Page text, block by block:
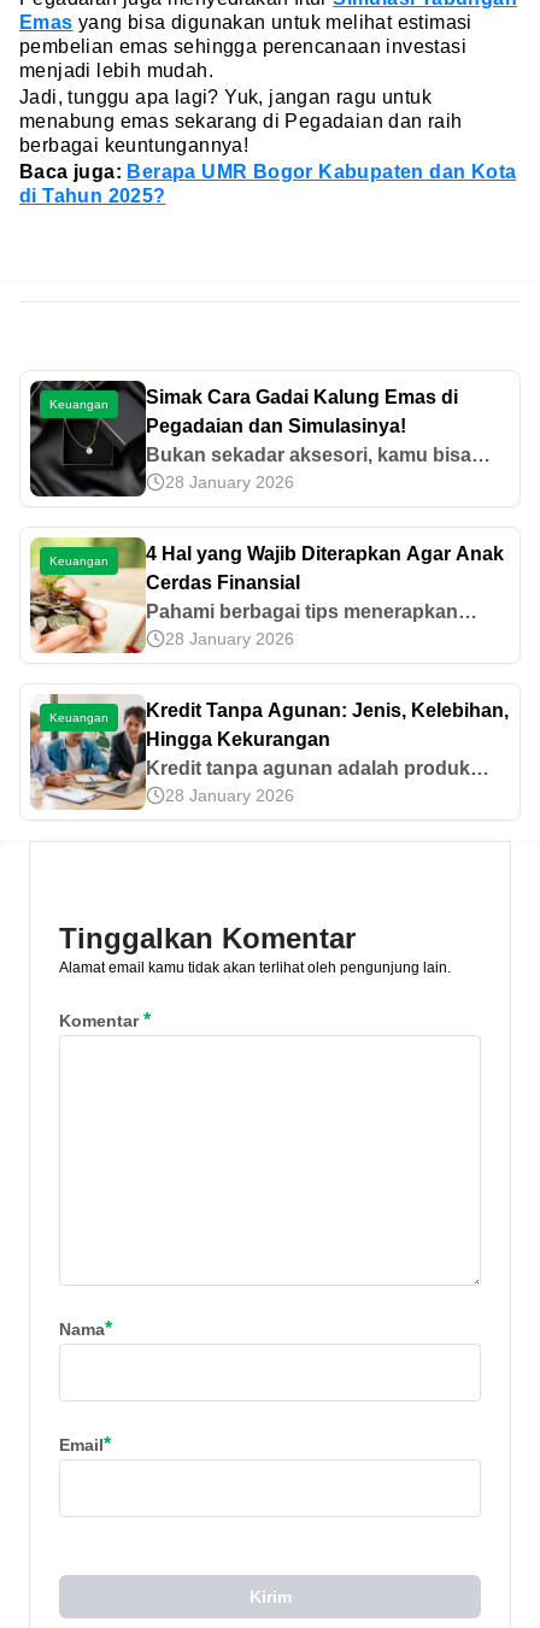
Emas yang bisa digunakan untuk melihat estimasi
pembelian emas sehingga perencanaan investasi
menjadi lebih mudah.
Jadi, tunggu apa lagi? Yuk, jangan ragu untuk
menabung emas sekarang di Pegadaian dan raih
berbagai keuntungannya!
Baca juga: Berapa UMR Bogor Kabupaten dan Kota
di Tahun 2025?
Keuangan
Simak Cara Gadai Kalung Emas di
Pegadaian dan Simulasinya!
Bukan sekadar aksesori, kamu bisa
gadai kalung emas di Pegadaian untuk
mendapatkan tambahan dana. Simak
cara pengajuan dan simulasinya di sini!
28 January 2026
Keuangan
4 Hal yang Wajib Diterapkan Agar Anak
Cerdas Finansial
Pahami berbagai tips menerapkan
kecerdasan finansial bagi anak kita.
Simak disini!
28 January 2026
Keuangan
Kredit Tanpa Agunan: Jenis, Kelebihan,
Hingga Kekurangan
Kredit tanpa agunan adalah produk
pinjaman dari lembaga keuangan tanpa
mengharuskan penyerahan jaminan.
28 January 2026
Tinggalkan Komentar
Alamat email kamu tidak akan terlihat oleh pengunjung lain.
Komentar*
Nama*
Email*
Kirim